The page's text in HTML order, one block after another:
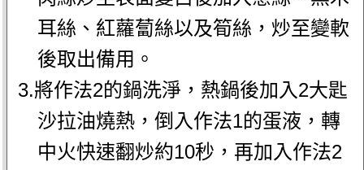
耳絲、紅蘿蔔絲以及筍絲，炒至變軟
後取出備用。
3.將作法2的鍋洗淨，熱鍋後加入2大匙
沙拉油燒熱，倒入作法1的蛋液，轉
中火快速翻炒約10秒，再加入作法2